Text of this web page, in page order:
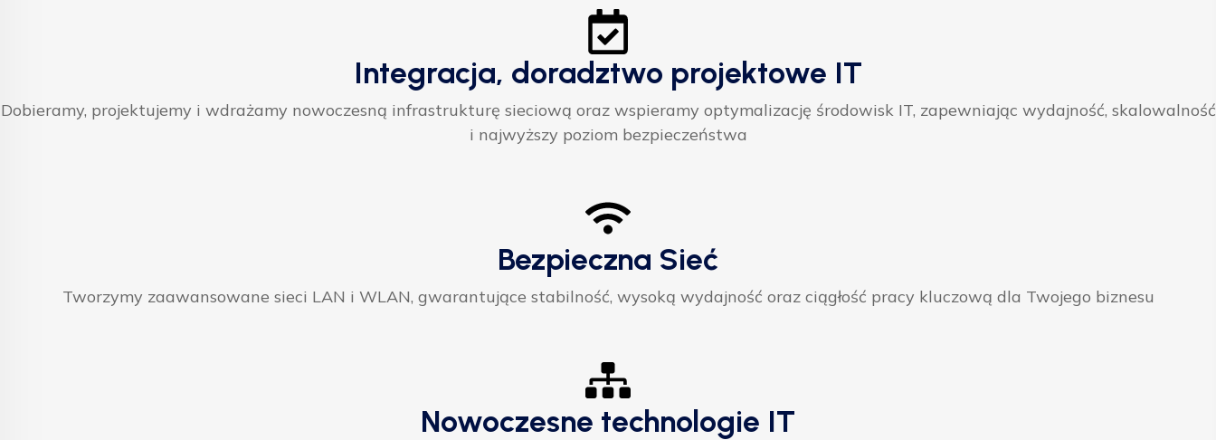
Integracja, doradztwo projektowe IT
Dobieramy, projektujemy i wdrażamy nowoczesną infrastrukturę sieciową oraz wspieramy optymalizację środowisk IT, zapewniając wydajność, skalowalność
i najwyższy poziom bezpieczeństwa
Bezpieczna Sieć
Tworzymy zaawansowane sieci LAN i WLAN, gwarantujące stabilność, wysoką wydajność oraz ciągłość pracy kluczową dla Twojego biznesu
Nowoczesne technologie IT